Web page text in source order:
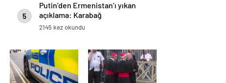
5
Putin’den Ermenistan’ı yıkan
açıklama: Karabağ
Azerbaycan’ın ayrılmaz bir
2145 kez okundu